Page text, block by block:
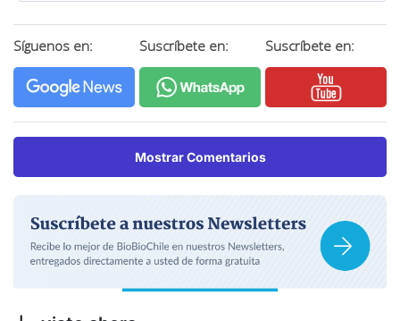
Síguenos en: Suscríbete en: Suscríbete en:
Mostrar Comentarios